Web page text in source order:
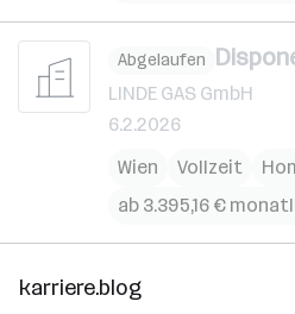
Abgelaufen
LINDE GAS GmbH
6.2.2026
Wien
Vollzeit
ab 3.395,16 €
karriere.blog